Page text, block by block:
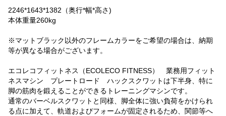
2246*1643*1382（奥行*幅*高さ)
本体重量260kg
※マットブラック以外のフレームカラーをご希望の場合は、納期
等が異なる場合がございます。
エコレコフィットネス（ECOLECO FITNESS） 業務用フィット
ネスマシン プレートロード ハックスクワットは下半身、特に
脚の筋肉を鍛えることができるトレーニングマシンです。
通常のバーベルスクワットと同様、脚全体に強い負荷をかけられ
る点に加えて、軌道およびフォームが固定されるため、関節等へ